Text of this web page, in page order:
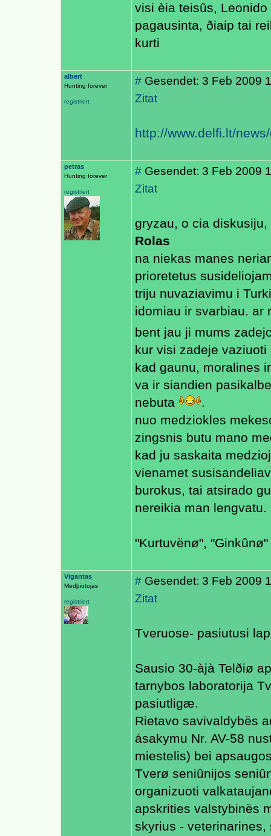
visi èia teisûs,
pagausinta, ðiaip tai
kurti
albert
Hunting forever
registriert
# Gesendet: 3 Feb 2009
Zitat
http://www.delfi.lt/
petras
Hunting forever
registriert
# Gesendet: 3 Feb 2009
Zitat
gryzau, o cia
Rolas
na niekas manes
prioretetus
triju nuvaziavimu i
idomiau ir svarbiau. ar
bent jau ji mums
kur visi zadeje
kad gaunu, moralines
va ir siandien
nebuta
.
nuo medziokles
zingsnis butu mano
kad ju saskaita
vienamet
burokus, tai atsirado
nereikia man lengvatu.
"Kurtuvënø",
Vigantas
Medþiotojas
registriert
# Gesendet: 3 Feb 2009
Zitat
Tveruose- pasiutusi
Sausio 30-àjà Telðiø
tarnybos laboratorija
pasiutligæ.
Rietavo savivaldybës
ásakymu Nr. AV-58
miestelis) bei
Tverø seniûnijos
organizuoti
apskrities valstybinës
skyrius -